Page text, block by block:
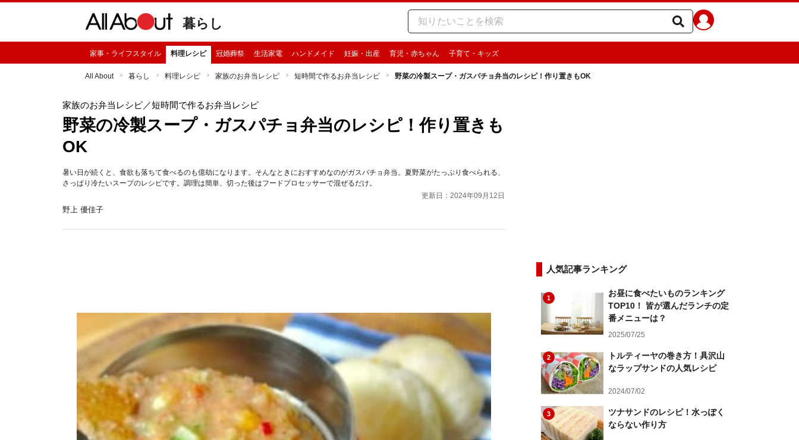
暮らし
家事・ライフスタイル 料理レシピ 冠婚葬祭 生活家電 ハンドメイド 妊娠・出産 育児・赤ちゃん 子育て・キッズ
All About 暮らし 料理レシピ 家族のお弁当レシピ 短時間で作るお弁当レシピ 野菜の冷製スープ・ガスパチョ弁当のレシピ！作り置きもOK
家族のお弁当レシピ／短時間で作るお弁当レシピ
野菜の冷製スープ・ガスパチョ弁当のレシピ！作り置きも
OK
暑い日が続くと、食欲も落ちて食べるのも億劫になります。そんなときにおすすめなのがガスパチョ弁当。夏野菜がたっぷり食べられる、
さっぱり冷たいスープのレシピです。調理は簡単、切った後はフードプロセッサーで混ぜるだけ。
更新日：2024年09月12日
野上 優佳子
人気記事ランキング
1
お昼に食べたいものランキング
TOP10！ 皆が選んだランチの定
番メニューは？
2025/07/25
2
トルティーヤの巻き方！具沢山
なラップサンドの人気レシピ
2024/07/02
3
ツナサンドのレシピ！水っぽく
ならない作り方